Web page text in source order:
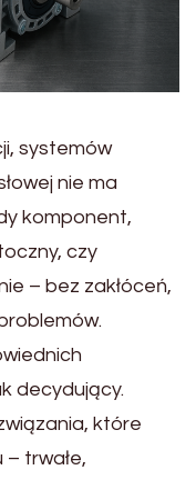
systemów
nie ma
komponent,
czy
– bez zakłóceń,
decydujący.
które
– trwałe,